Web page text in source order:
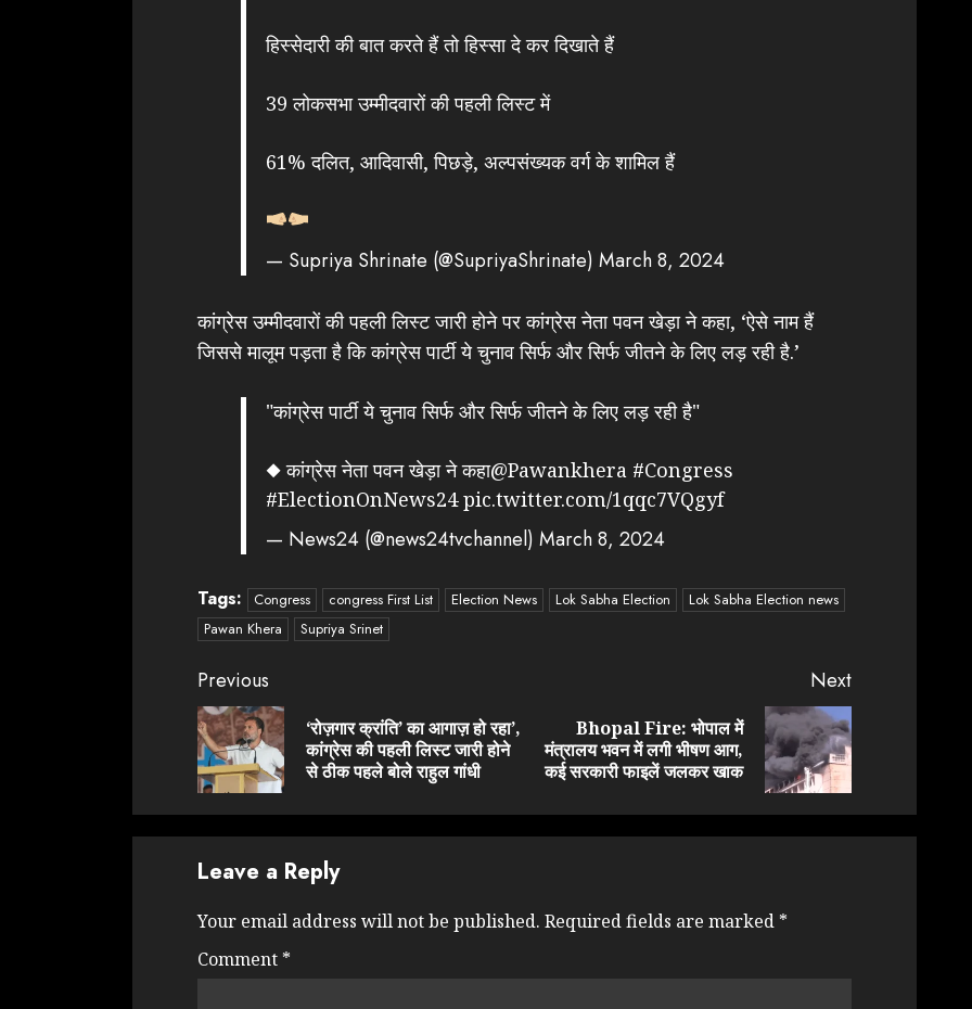
हिस्सेदारी की बात करते हैं तो हिस्सा दे कर दिखाते हैं
39 लोकसभा उम्मीदवारों की पहली लिस्ट में
61% दलित, आदिवासी, पिछड़े, अल्पसंख्यक वर्ग के शामिल हैं
— Supriya Shrinate (@SupriyaShrinate) March 8, 2024
कांग्रेस उम्मीदवारों की पहली लिस्ट जारी होने पर कांग्रेस नेता पवन खेड़ा ने कहा, ‘ऐसे नाम हैं
जिससे मालूम पड़ता है कि कांग्रेस पार्टी ये चुनाव सिर्फ और सिर्फ जीतने के लिए लड़ रही है.’
"कांग्रेस पार्टी ये चुनाव सिर्फ और सिर्फ जीतने के लिए लड़ रही है"
◆ कांग्रेस नेता पवन खेड़ा ने कहा@Pawankhera #Congress
#ElectionOnNews24 pic.twitter.com/1qqc7VQgyf
— News24 (@news24tvchannel) March 8, 2024
Tags: Congress congress First List Election News Lok Sabha Election
Lok Sabha Election news
Pawan Khera
Supriya Srinet
Continue
Reading
Previous
Previous
post:
‘रोज़गार क्रांति’ का आगाज़ हो रहा’,
कांग्रेस की पहली लिस्ट जारी होने
से ठीक पहले बोले राहुल गांधी
Next
Next
post:
Bhopal Fire: भोपाल में
मंत्रालय भवन में लगी भीषण आग,
कई सरकारी फाइलें जलकर खाक
Leave a Reply
Your email address will not be published. Required fields are marked *
Comment *